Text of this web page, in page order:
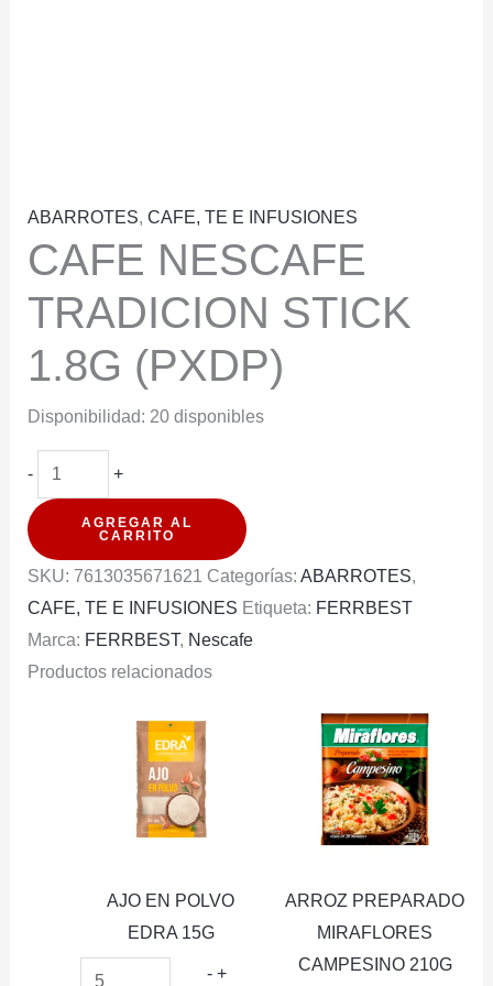
ABARROTES, CAFE, TE E INFUSIONES
CAFE NESCAFE
TRADICION STICK
1.8G (PXDP)
Disponibilidad: 20 disponibles
-
CAFE
NESCAFE
TRADICION
STICK
+
AGREGAR AL
CARRITO
SKU: 7613035671621 Categorías: ABARROTES,
CAFE, TE E INFUSIONES Etiqueta: FERRBEST
Marca: FERRBEST, Nescafe
Productos relacionados
AJO EN POLVO
EDRA 15G
- AJO
+
ARROZ PREPARADO
MIRAFLORES
CAMPESINO 210G